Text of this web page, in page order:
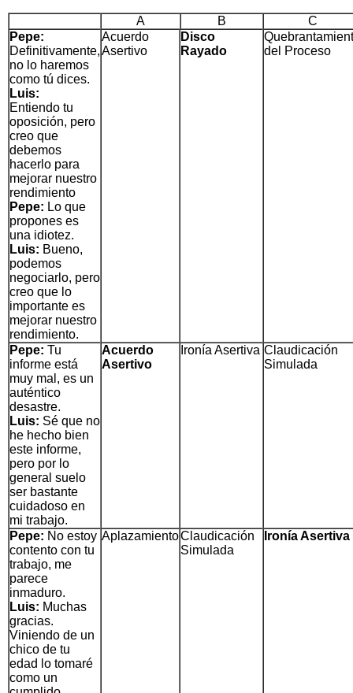
A B
C
Pepe:
Definitivamente,
no lo haremos
como tú dices.
Luis:
Entiendo tu
oposición, pero
creo que
debemos
hacerlo para
mejorar nuestro
rendimiento
Pepe: Lo que
propones es
una idiotez.
Luis: Bueno,
podemos
negociarlo, pero
creo que lo
importante es
mejorar nuestro
rendimiento.
Acuerdo
Asertivo
Disco
Rayado
del Proceso
Pepe: Tu
informe está
muy mal, es un
auténtico
desastre.
Luis: Sé que no
he hecho bien
este informe,
pero por lo
general suelo
ser bastante
cuidadoso en
mi trabajo.
Acuerdo
Asertivo
Ironía Asertiva Claudicación
Simulada
Pepe: No estoy
contento con tu
trabajo, me
parece
inmaduro.
Luis: Muchas
gracias.
Viniendo de un
chico de tu
edad lo tomaré
como un
AplazamientoClaudicación
Simulada
Ironía Asertiva